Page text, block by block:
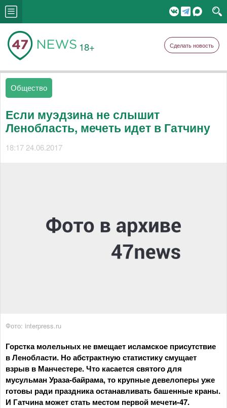
18+ Сделать новость
Общество
Если муэдзина не слышит
Ленобласть, мечеть идет в Гатчину
18:17 24.06.2017
Фото: interpress.ru
Горстка молельных не вмещает исламское присутствие
в Ленобласти. Но абстрактную статистику смущает
взрыв в Манчестере. Что касается святого для
мусульман Ураза-байрама, то крупные девелоперы уже
готовы ради праздника останавливать башенные краны.
И Гатчина может стать местом первой мечети-47.